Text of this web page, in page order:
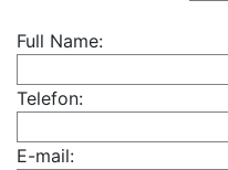
Full Name:
Telefon:
E-mail: